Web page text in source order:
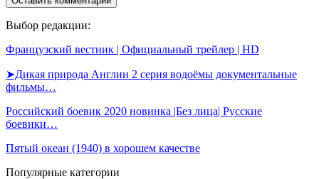
Выбор редакции:
Французский вестник | Официальный трейлер | HD
➤Дикая природа Англии 2 серия водоёмы документальные
фильмы…
Российский боевик 2020 новинка |Без лица| Русские
боевики…
Пятый океан (1940) в хорошем качестве
Популярные категории